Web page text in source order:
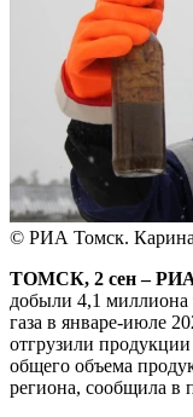
© РИА Томск.
ТОМСК, 2 сен –
добыли 4,1 миллиона
газа в январе-июле
отгрузили
общего объема
региона, сообщила в